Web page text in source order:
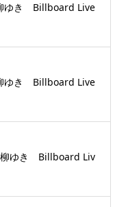
き Billboard Live
き Billboard Live
ゆき Billboard Liv